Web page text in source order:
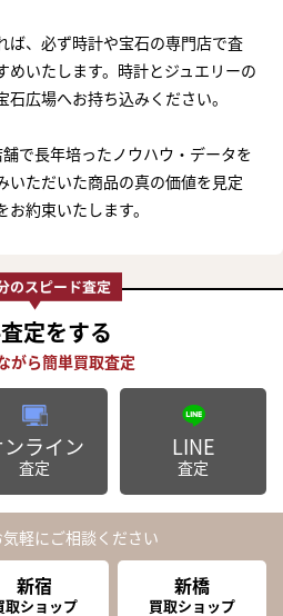
ば、必ず時計や宝石の専門店で査
めいたします。時計とジュエリーの
広場へお持ち込みください。
で長年培ったノウハウ・データを
いただいた商品の真の価値を見定
約束いたします。
定をする
ンライン
査定
LINE
査定
軽にご相談ください
新宿
取ショップ
新橋
買取ショップ